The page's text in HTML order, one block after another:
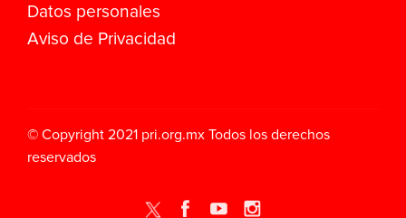
Datos personales
Aviso de Privacidad
© Copyright 2021 pri.org.mx Todos los derechos
reservados